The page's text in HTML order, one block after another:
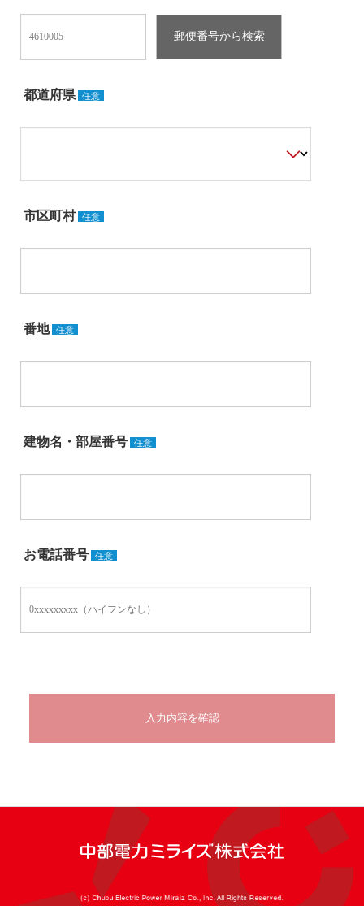
都道府県 任意
市区町村 任意
番地 任意
建物名・部屋番号 任意
お電話番号 任意